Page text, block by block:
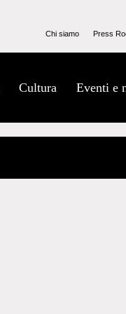
Chi siamo Press
Cultura Eventi e